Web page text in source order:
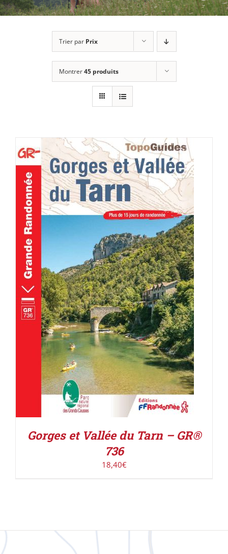
Trier par Prix
Montrer45 produits
AJOUTER AU PANIER / DÉTAILS
Gorges et Vallée du Tarn – GR®
736
18,40€